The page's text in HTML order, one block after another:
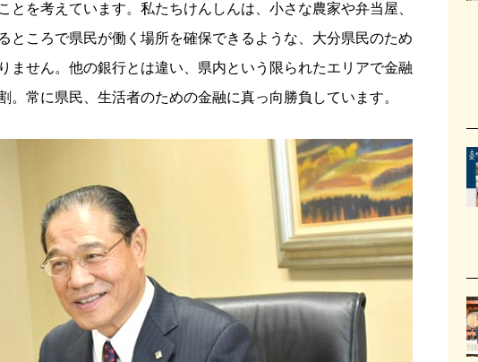
とを考えています。私たちけんしんは、小さな農家や弁当屋、
ところで県民が働く場所を確保できるような、大分県民のため
ません。他の銀行とは違い、県内という限られたエリアで金融
。常に県民、生活者のための金融に真っ向勝負しています。